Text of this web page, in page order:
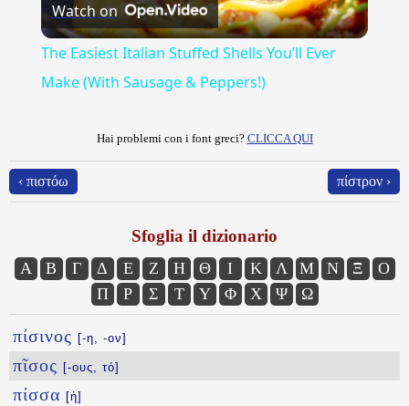
Video
Watch on
The Easiest Italian Stuffed Shells You’ll Ever
Make (With Sausage & Peppers!)
Hai problemi con i font greci? CLICCA QUI
‹ πιστόω πίστρον ›
Sfoglia il dizionario
Α Β Γ Δ Ε Ζ Η Θ Ι Κ Λ Μ Ν Ξ
Ο
Π
Ρ Σ Τ Υ Φ Χ Ψ Ω
πίσινος [-η, -ον]
πῖσος [-ους, τό]
πίσσα [ἡ]